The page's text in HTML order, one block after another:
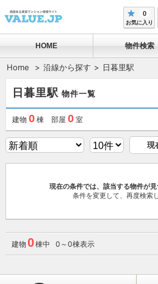
0
お気に入り
HOME 物件検索
Home 沿線から探す 日暮里駅
日暮里駅 物件一覧
建物 0棟 部屋 0室
現
現在の条件では、該当する物件が見
条件を変更して、再度検索
建物 0棟中 0～0棟表示